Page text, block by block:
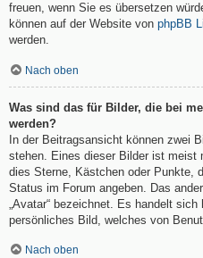
freuen, wenn Sie es übersetzen
können auf der Website von phpBB
werden.
Nach oben
Was sind das für Bilder, die bei
werden?
In der Beitragsansicht können zwei
stehen. Eines dieser Bilder ist meist
dies Sterne, Kästchen oder Punkte,
Status im Forum angeben. Das
„Avatar“ bezeichnet. Es handelt
persönliches Bild, welches von
Nach oben